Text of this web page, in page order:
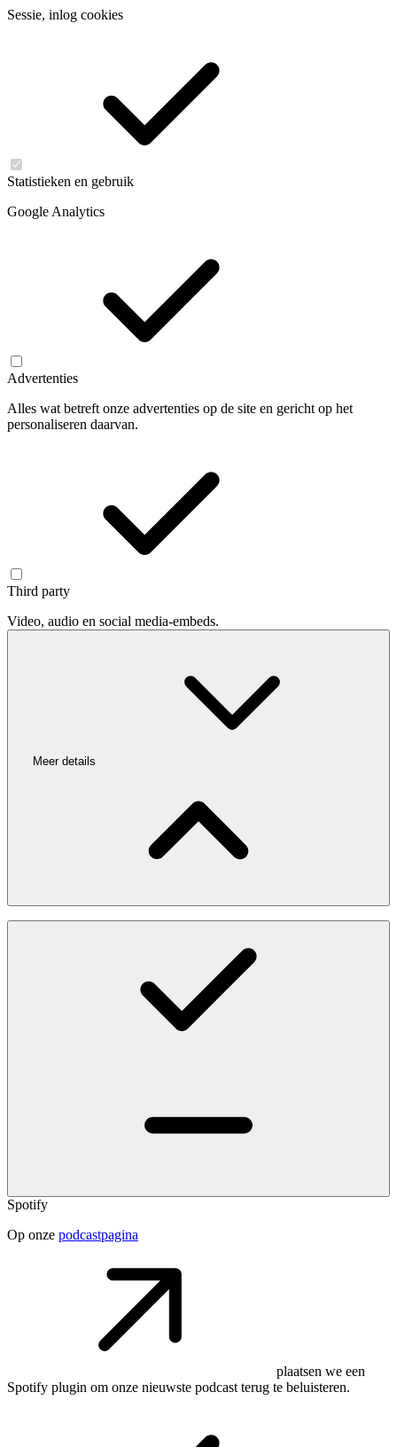
Sessie, inlog cookies
Statistieken en gebruik
Google Analytics
Advertenties
Alles wat betreft onze advertenties op de site en gericht op het
personaliseren daarvan.
Third party
Video, audio en social media-embeds.
Meer details
Spotify
Op onze podcastpagina
plaatsen we een
Spotify plugin om onze nieuwste podcast terug te beluisteren.